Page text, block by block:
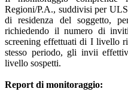
Regioni/P.A., suddivisi per
di residenza del soggetto,
richiedendo il numero di
screening effettuati di I livello
stesso periodo, gli invii
livello sospetti.
Report di monitoraggio: